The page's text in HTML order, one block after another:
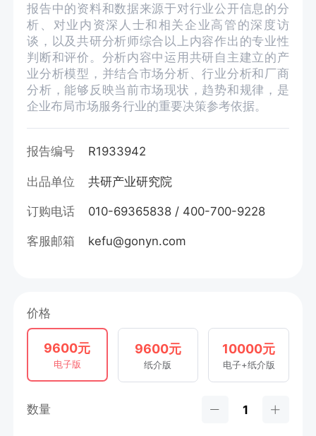
报告中的资料和数据来源于对行业公开信息的分
析、对业内资深人士和相关企业高管的深度访
谈，以及共研分析师综合以上内容作出的专业性
判断和评价。分析内容中运用共研自主建立的产
业分析模型，并结合市场分析、行业分析和厂商
分析，能够反映当前市场现状，趋势和规律，是
企业布局市场服务行业的重要决策参考依据。
报告编号 R1933942
出品单位 共研产业研究院
订购电话 010-69365838 / 400-700-9228
客服邮箱 kefu@gonyn.com
价格
9600元
电子版
9600元
纸介版
10000元
电子+纸介版
数量